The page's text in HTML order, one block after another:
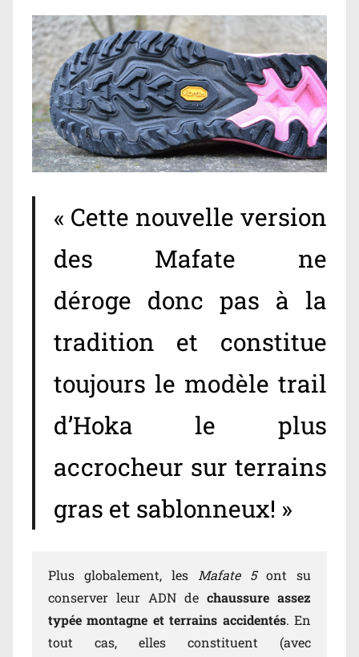
« Cette nouvelle version
des Mafate ne
déroge donc pas à la
tradition et constitue
toujours le modèle trail
d’Hoka le plus
accrocheur sur terrains
gras et sablonneux! »
Plus globalement, les Mafate 5ont su
conserver leur ADN de chaussure assez
typée montagne et terrains accidentés. En
tout cas, elles constituent (avec